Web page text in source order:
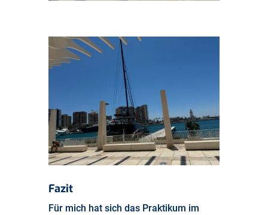
Fazit
Für mich hat sich das Praktikum im